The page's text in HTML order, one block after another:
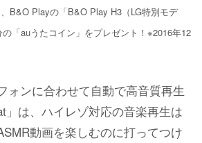
B&O Playの「B&O Play H3（LG特別モデ
「auうたコイン」をプレゼント！※2016年12
ォンに合わせて自動で高音質再生
」は、ハイレゾ対応の音楽再生は
動画を楽しむのに打ってつけ